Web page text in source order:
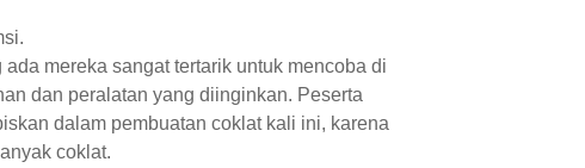
mereka sangat tertarik untuk mencoba di
dan peralatan yang diinginkan. Peserta
dalam pembuatan coklat kali ini, karena
coklat.